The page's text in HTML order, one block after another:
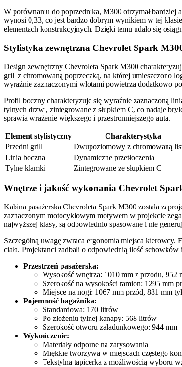
W porównaniu do poprzednika, M300 otrzymał bardziej
wynosi 0,33, co jest bardzo dobrym wynikiem w tej
elementach konstrukcyjnych. Dzięki temu udało się
Stylistyka zewnętrzna Chevrolet Spark
Design zewnętrzny Chevroleta Spark M300
grill z chromowaną poprzeczką, na której umieszczono
wyraźnie zaznaczonymi wlotami powietrza dodatkowo
Profil boczny charakteryzuje się wyraźnie zaznaczoną
tylnych drzwi, zintegrowane z słupkiem C, co nadaje
sprawia wrażenie większego i przestronniejszego auta.
Element stylistyczny Charakterystyka
Przedni grill
Dwupoziomowy z chromowaną
Linia boczna
Dynamiczne przetłoczenia
Tylne klamki
Zintegrowane ze słupkiem C
Wnętrze i jakość wykonania Chevrolet
Kabina pasażerska Chevroleta Spark M300 została
zaznaczonym motocyklowym motywem w projekcie
najwyższej klasy, są odpowiednio spasowane i nie
Szczególną uwagę zwraca ergonomia miejsca
ciała. Projektanci zadbali o odpowiednią ilość
Przestrzeń pasażerska:
Wysokość wnętrza: 1010 mm z przodu, 952
Szerokość na wysokości ramion: 1295 mm
Miejsce na nogi: 1067 mm przód, 881 mm tył
Pojemność bagażnika:
Standardowa: 170 litrów
Po złożeniu tylnej kanapy: 568 litrów
Szerokość otworu załadunkowego: 944 mm
Wykończenie:
Materiały odporne na zarysowania
Miękkie tworzywa w miejscach częstego
Tekstylna tapicerka z możliwością wyboru